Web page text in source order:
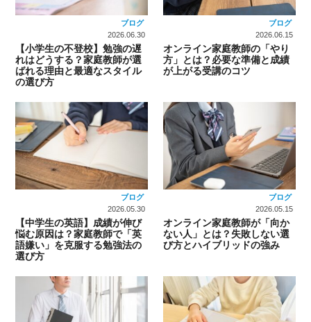
ブログ
2026.06.30
【小学生の不登校】勉強の遅
れはどうする？家庭教師が選
ばれる理由と最適なスタイル
の選び方
ブログ
2026.06.15
オンライン家庭教師の「やり
方」とは？必要な準備と成績
が上がる受講のコツ
ブログ
2026.05.30
【中学生の英語】成績が伸び
悩む原因は？家庭教師で「英
語嫌い」を克服する勉強法の
選び方
ブログ
2026.05.15
オンライン家庭教師が「向か
ない人」とは？失敗しない選
び方とハイブリッドの強み